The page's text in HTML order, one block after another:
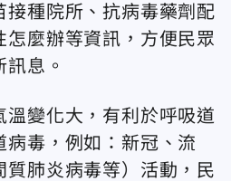
接種院所、抗病毒藥劑配
怎麼辦等資訊，方便民眾
息。
溫變化大，有利於呼吸道
病毒，例如：新冠、流
質肺炎病毒等）活動，民